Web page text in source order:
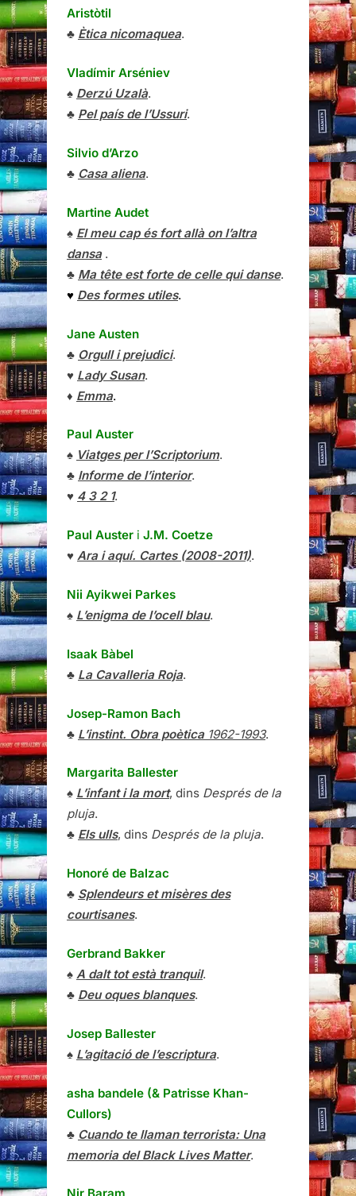
Aristòtil
♣ Ètica nicomaquea.
Vladímir Arséniev
♠ Derzú Uzalà.
♣ Pel país de l’Ussuri.
Silvio d’Arzo
♣ Casa aliena.
Martine Audet
♠ El meu cap és fort allà on l’altra
dansa.
♣ Ma tête est forte de celle qui danse.
♥ Des formes utiles.
Jane Austen
♣ Orgull i prejudici.
♥ Lady Susan.
♦ Emma.
Paul Auster
♠ Viatges per l’Scriptorium.
♣ Informe de l’interior.
♥ 4 3 2 1.
Paul Auster i J.M. Coetze
♥ Ara i aquí. Cartes (2008-2011).
Nii Ayikwei Parkes
♠ L’enigma de l’ocell blau.
Isaak Bàbel
♣ La Cavalleria Roja.
Josep-Ramon Bach
♣ L’instint. Obra poètica1962-1993.
Margarita Ballester
♠ L’infant i la mort, dins Després de la
pluja.
♣ Els ulls, dins Després de la pluja.
Honoré de Balzac
♣ Splendeurs et misères des
courtisanes.
Gerbrand Bakker
♠ A dalt tot està tranquil.
♣ Deu oques blanques.
Josep Ballester
♠ L’agitació de l’escriptura.
asha bandele (& Patrisse Khan-
Cullors)
♣ Cuando te llaman terrorista: Una
memoria del Black Lives Matter.